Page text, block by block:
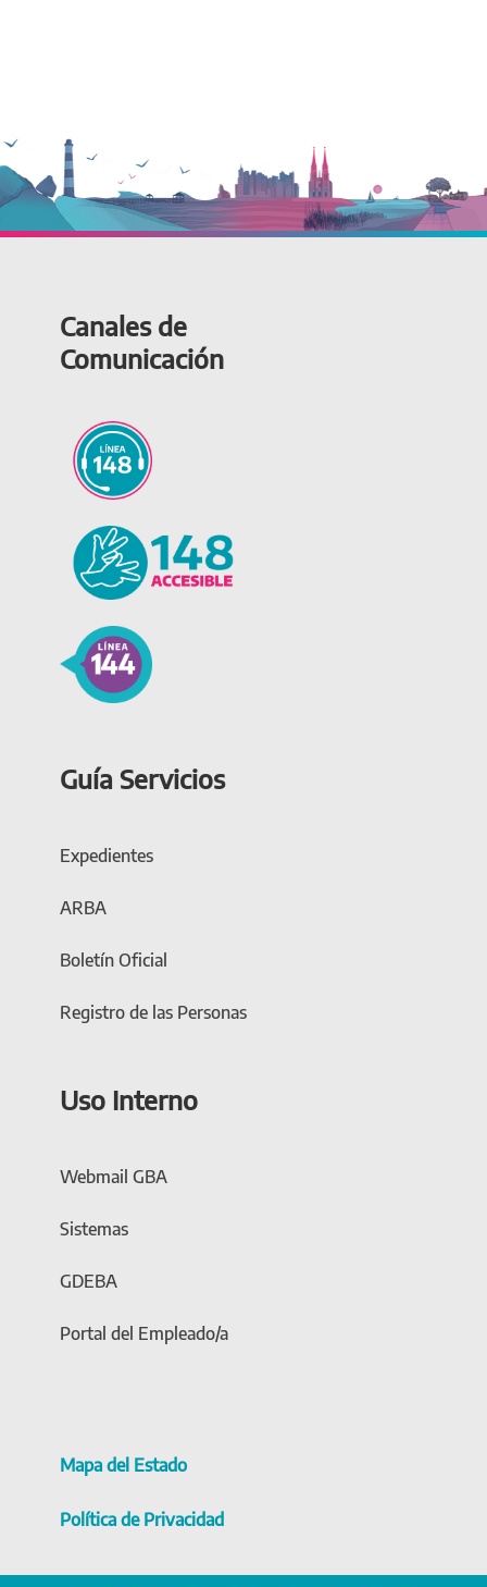
Canales de
Comunicación
Guía Servicios
Expedientes
ARBA
Boletín Oficial
Registro de las Personas
Uso Interno
Webmail GBA
Sistemas
GDEBA
Portal del Empleado/a
Mapa del Estado
Política de Privacidad